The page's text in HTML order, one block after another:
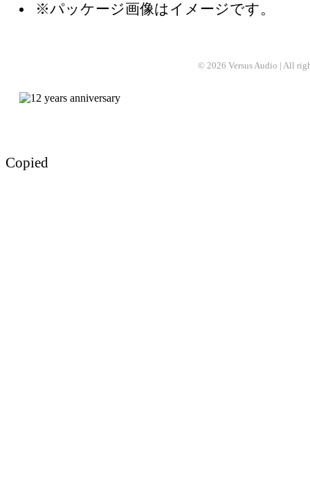
※パッケージ画像はイメージです。
© 2026 Versus Audio | All
Copied